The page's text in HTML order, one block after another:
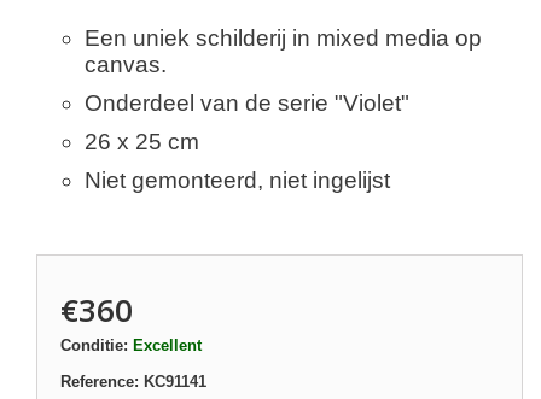
Een uniek schilderij in mixed media op
canvas.
Onderdeel van de serie "Violet"
26 x 25 cm
Niet gemonteerd, niet ingelijst
€360
Conditie: Excellent
Reference: KC91141